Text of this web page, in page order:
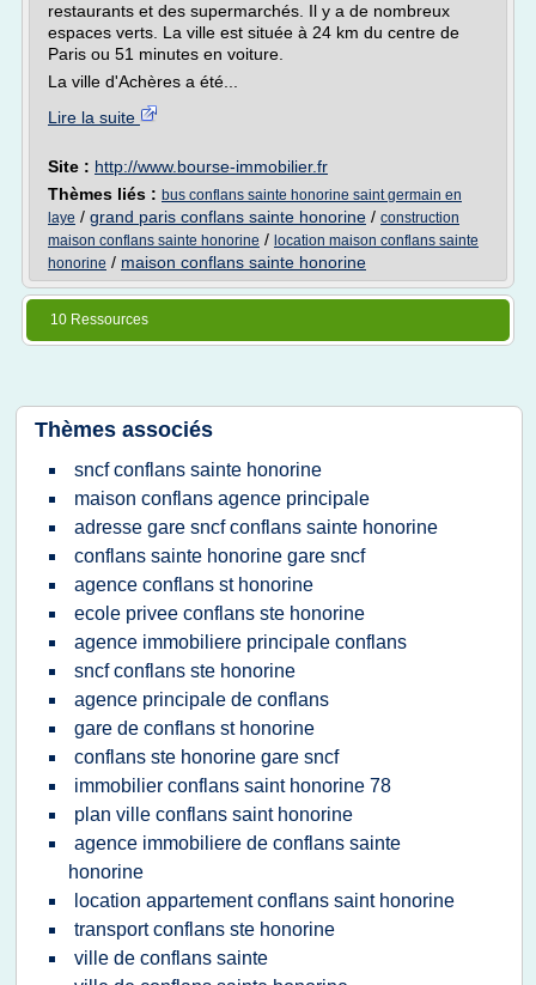
restaurants et des supermarchés. Il y a de nombreux
espaces verts. La ville est située à 24 km du centre de
Paris ou 51 minutes en voiture.
La ville d'Achères a été...
Lire la suite
Site : http://www.bourse-immobilier.fr
Thèmes liés : bus conflans sainte honorine saint germain en
laye / grand paris conflans sainte honorine / construction
maison conflans sainte honorine / location maison conflans sainte
honorine / maison conflans sainte honorine
10 Ressources
Thèmes associés
sncf conflans sainte honorine
maison conflans agence principale
adresse gare sncf conflans sainte honorine
conflans sainte honorine gare sncf
agence conflans st honorine
ecole privee conflans ste honorine
agence immobiliere principale conflans
sncf conflans ste honorine
agence principale de conflans
gare de conflans st honorine
conflans ste honorine gare sncf
immobilier conflans saint honorine 78
plan ville conflans saint honorine
agence immobiliere de conflans sainte
honorine
location appartement conflans saint honorine
transport conflans ste honorine
ville de conflans sainte